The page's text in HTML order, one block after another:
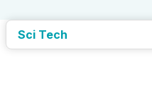
Sci Tech